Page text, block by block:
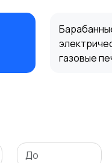
газовые